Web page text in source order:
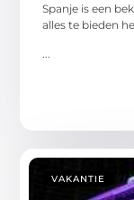
Spanje is een
alles te bieden
...
VAKANTIE